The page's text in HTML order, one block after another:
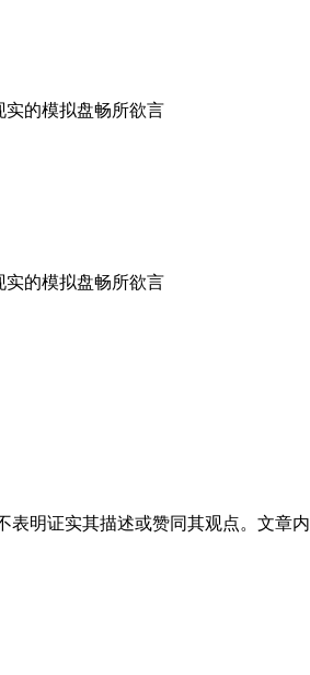
实的模拟盘畅所欲言
实的模拟盘畅所欲言
明证实其描述或赞同其观点。文章